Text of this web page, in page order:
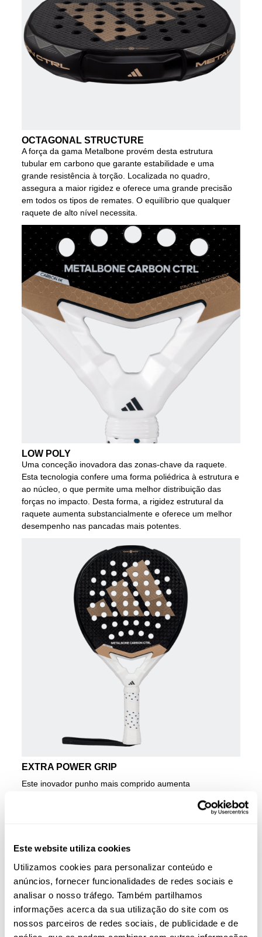
Este website utiliza cookies
Utilizamos cookies para personalizar conteúdo e
anúncios, fornecer funcionalidades de redes sociais e
analisar o nosso tráfego. Também partilhamos
informações acerca da sua utilização do site com os
nossos parceiros de redes sociais, de publicidade e de
OCTAGONAL STRUCTURE
A força da gama Metalbone provém desta estrutura
tubular em carbono que garante estabilidade e uma
grande resistência à torção. Localizada no quadro,
assegura a maior rigidez e oferece uma grande precisão
em todos os tipos de remates. O equilíbrio que qualquer
raquete de alto nível necessita.
LOW POLY
Uma conceção inovadora das zonas-chave da raquete.
Esta tecnologia confere uma forma poliédrica à estrutura e
ao núcleo, o que permite uma melhor distribuição das
forças no impacto. Desta forma, a rigidez estrutural da
raquete aumenta substancialmente e oferece um melhor
desempenho nas pancadas mais potentes.
EXTRA POWER GRIP
Este inovador punho mais comprido aumenta
golpes, especialmente nos de ataque. A distância mais
mais rápidas e impactos mais poderosos.
RAQUETE ADIDAS METALBONE
CARBON CTRL 3.4
A Metalbone Carbon CTRL 3.4 abraça o controlo da
excelência que a Metalbone garante. Precisamente dois
dos grandes argumentos desta raquete são as novas
tecnologias que esta gama incorpora para 2025. Por um